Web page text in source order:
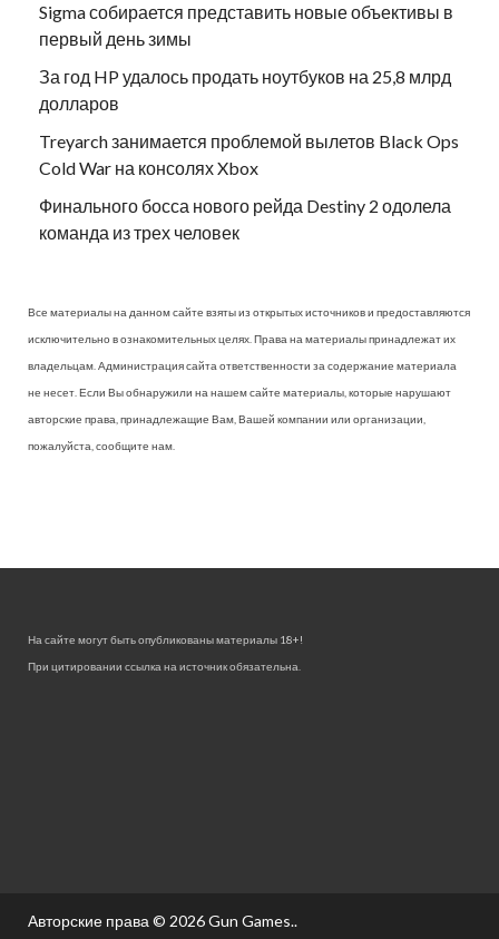
Sigma собирается представить новые объективы в
первый день зимы
За год HP удалось продать ноутбуков на 25,8 млрд
долларов
Treyarch занимается проблемой вылетов Black Ops
Cold War на консолях Xbox
Финального босса нового рейда Destiny 2 одолела
команда из трех человек
Все материалы на данном сайте взяты из открытых источников и предоставляются
исключительно в ознакомительных целях. Права на материалы принадлежат их
владельцам. Администрация сайта ответственности за содержание материала
не несет. Если Вы обнаружили на нашем сайте материалы, которые нарушают
авторские права, принадлежащие Вам, Вашей компании или организации,
пожалуйста, сообщите нам.
На сайте могут быть опубликованы материалы 18+!
При цитировании ссылка на источник обязательна.
Авторские права © 2026Gun Games..